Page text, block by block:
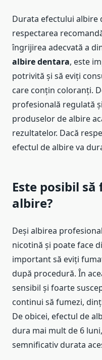
Durata efectului albire
respectarea
îngrijirea adecvată a
albire dentara, este
potrivită și să eviți
care conțin coloranți.
profesională regulată
produselor de albire
rezultatelor. Dacă
efectul de albire va
Este posibil
albire?
Deși albirea
nicotină și poate face
important să eviți
după procedură. În
sensibil și foarte
continui să fumezi,
De obicei, efectul de
dura mai mult de 6
semnificativ durata